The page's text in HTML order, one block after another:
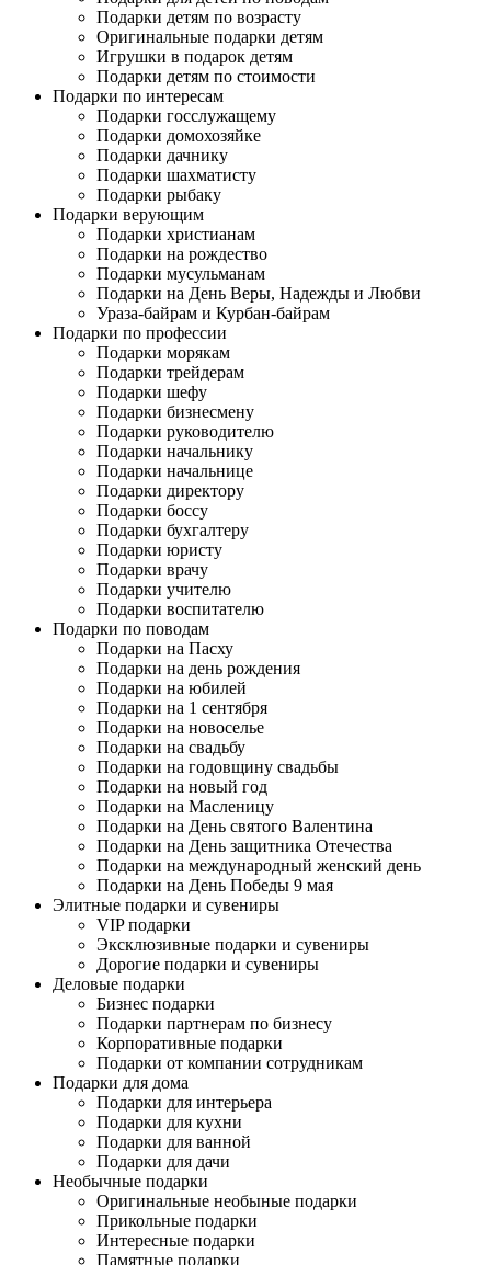
Подарки детям по возрасту
Оригинальные подарки детям
Игрушки в подарок детям
Подарки детям по стоимости
Подарки по интересам
Подарки госслужащему
Подарки домохозяйке
Подарки дачнику
Подарки шахматисту
Подарки рыбаку
Подарки верующим
Подарки христианам
Подарки на рождество
Подарки мусульманам
Подарки на День Веры, Надежды и Любви
Ураза-байрам и Курбан-байрам
Подарки по профессии
Подарки морякам
Подарки трейдерам
Подарки шефу
Подарки бизнесмену
Подарки руководителю
Подарки начальнику
Подарки начальнице
Подарки директору
Подарки боссу
Подарки бухгалтеру
Подарки юристу
Подарки врачу
Подарки учителю
Подарки воспитателю
Подарки по поводам
Подарки на Пасху
Подарки на день рождения
Подарки на юбилей
Подарки на 1 сентября
Подарки на новоселье
Подарки на свадьбу
Подарки на годовщину свадьбы
Подарки на новый год
Подарки на Масленицу
Подарки на День святого Валентина
Подарки на День защитника Отечества
Подарки на международный женский день
Подарки на День Победы 9 мая
Элитные подарки и сувениры
VIP подарки
Эксклюзивные подарки и сувениры
Дорогие подарки и сувениры
Деловые подарки
Бизнес подарки
Подарки партнерам по бизнесу
Корпоративные подарки
Подарки от компании сотрудникам
Подарки для дома
Подарки для интерьера
Подарки для кухни
Подарки для ванной
Подарки для дачи
Необычные подарки
Оригинальные необыные подарки
Прикольные подарки
Интересные подарки
Памятные подарки